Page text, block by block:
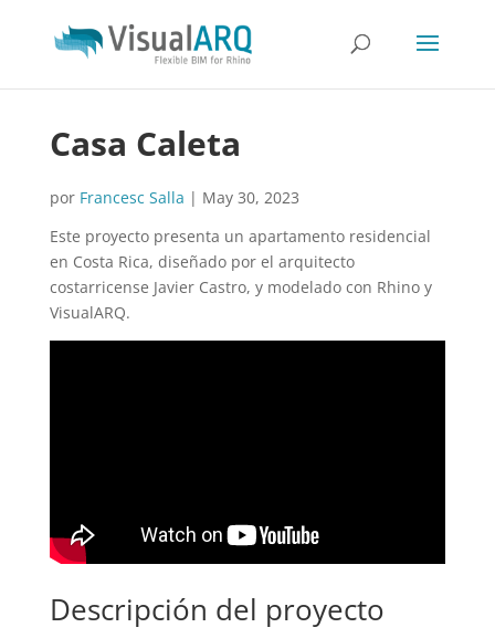
Casa Caleta
por Francesc Salla | May 30, 2023
Este proyecto presenta un apartamento residencial
en Costa Rica, diseñado por el arquitecto
costarricense Javier Castro, y modelado con Rhino y
VisualARQ.
Descripción del proyecto